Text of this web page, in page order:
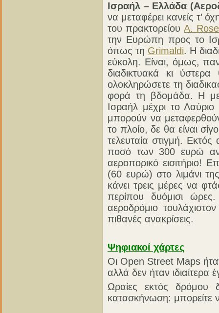
Ισραήλ – Ελλάδα
να μεταφέρει κανείς τ’
του πρακτορείου A.
την Ευρώπη προς το
όπως τη Grimaldi. Η
εύκολη. Είναι, όμως,
διαδικτυακά κι
ολοκληρώσετε τη
φορά τη βδομάδα. Η
Ισραήλ μέχρι το
μπορούν να
το πλοίο, δε θα είναι
τελευταία στιγμή.
ποσό των 300 ευρώ
αεροπορικό εισιτήριο!
(60 ευρώ) στο λιμάνι
κάνει τρεις μέρες να
περίπου δυόμισι
αεροδρόμιο
πιθανές ανακρίσεις.
Ψηφιακοί χάρτες
Οι Open Street Maps
αλλά δεν ήταν ιδιαίτερα
Ωραίες εκτός δρόμου
κατασκήνωση: μπορείτε